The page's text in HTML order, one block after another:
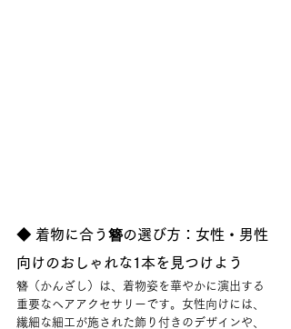
◆ 着物に合う簪の選び方：女性・男性
向けのおしゃれな1本を見つけよう
簪（かんざし）は、着物姿を華やかに演出する
重要なヘアアクセサリーです。女性向けには、
繊細な細工が施された飾り付きのデザインや、